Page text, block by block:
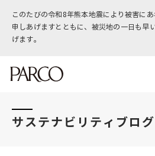
このたびの令和8年熊本地震により被害に
申しあげますとともに、被災地の一日も早
げます。
サステナビリティブログ